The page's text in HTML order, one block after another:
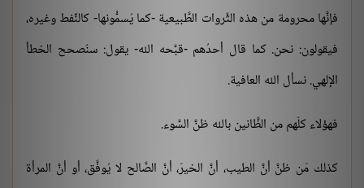
فإنَّها محرومة من هذه الثَّروات الطَّبيعية -كما يُسمُّونها- كالنِّفط وغيره،
فيقولون: نحن. كما قال أحدُهم -قبَّحه الله- يقول: سنُصحح الخطأ
الإلهي. نسأل الله العافية.
فهؤلاء كلّهم من الظَّانين بالله ظنَّ السَّوء.
كذلك مَن ظنَّ أنَّ الطيب، أنَّ الخيرَ، أنَّ الصَّالح لا يُوفَّق، أو أنَّ المرأة